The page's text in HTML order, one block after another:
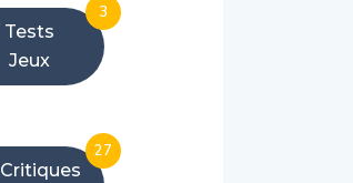
Tests
Jeux
3
Critiques
27